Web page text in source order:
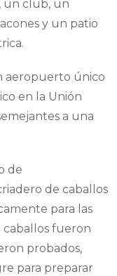
un club, un
y un patio
aeropuerto único
en la Unión
a una
de
de caballos
para las
caballos fueron
probados,
para preparar